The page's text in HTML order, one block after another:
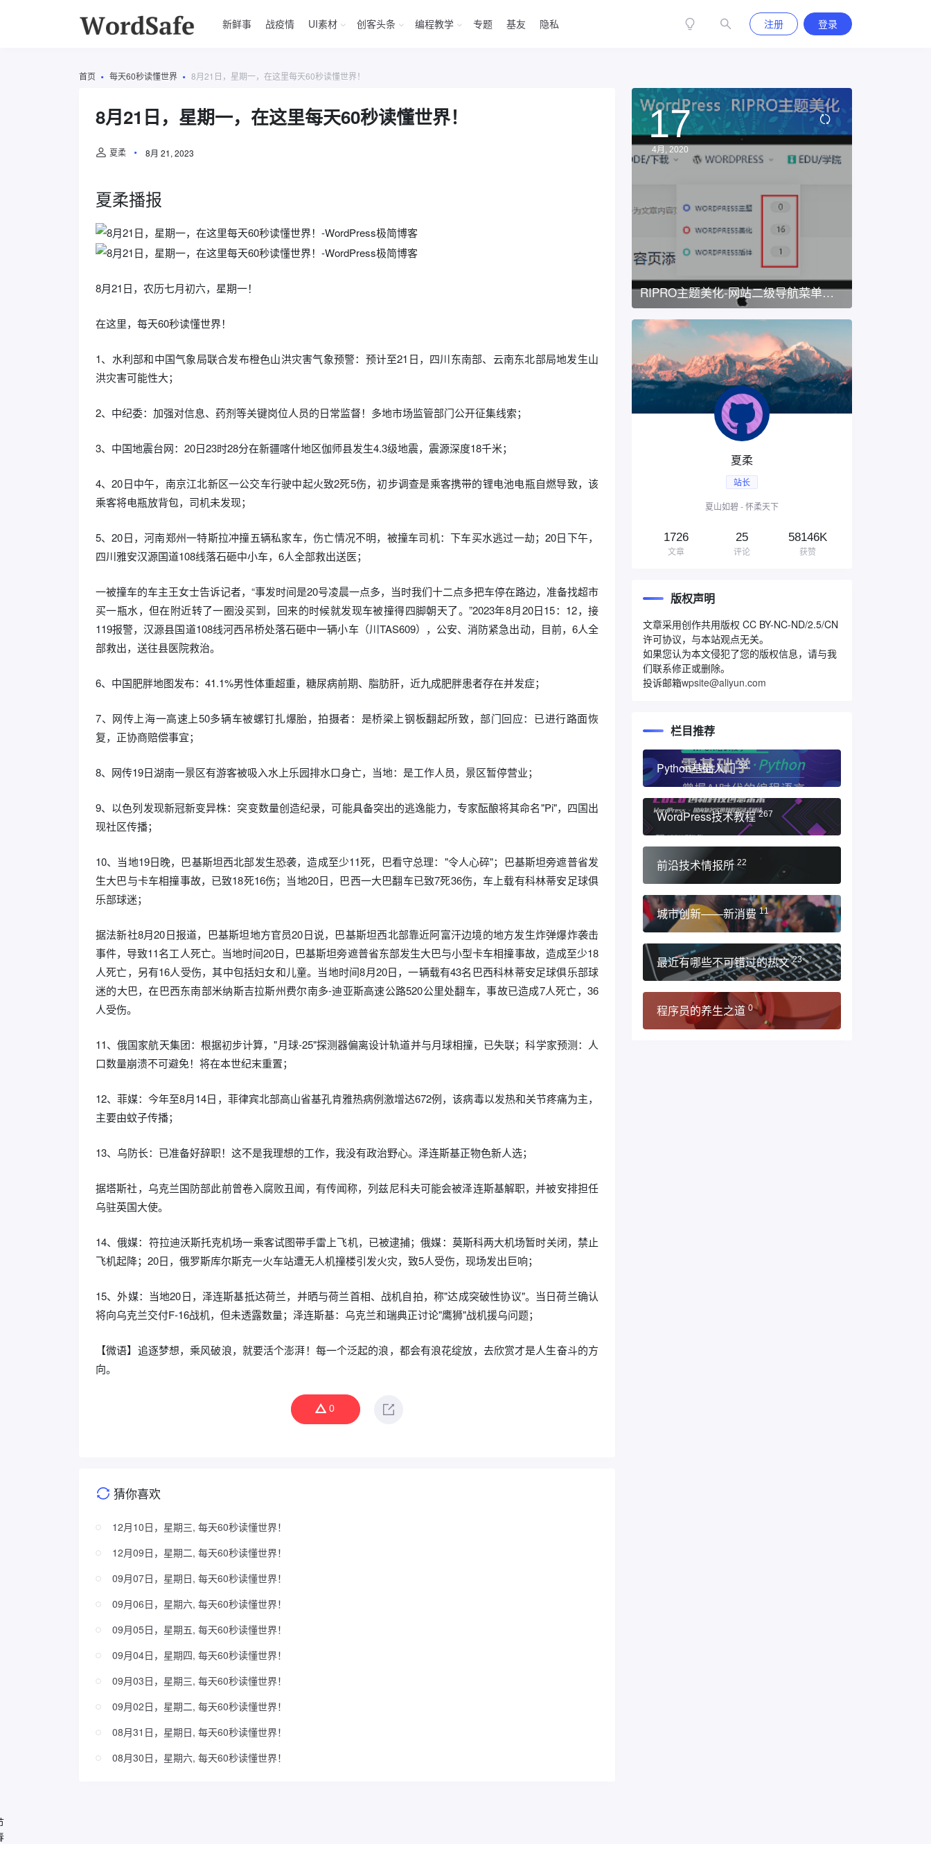
新鲜事 战疫情 UI素材 创客头条 编程教学 专题 基友 隐私 注册 登录
首页 每天60秒读懂世界 8月21日，星期一，在这里每天60秒读懂世界！
8月21日，星期一，在这里每天60秒读懂世界！
夏柔 8月 21, 2023
夏柔播报
8月21日，农历七月初六，星期一！
在这里，每天60秒读懂世界！
1、水利部和中国气象局联合发布橙色山洪灾害气象预警：预计至21日，四川东南部、云南东北部局地发生山
洪灾害可能性大；
2、中纪委：加强对信息、药剂等关键岗位人员的日常监督！多地市场监管部门公开征集线索；
3、中国地震台网：20日23时28分在新疆喀什地区伽师县发生4.3级地震，震源深度18千米；
4、20日中午，南京江北新区一公交车行驶中起火致2死5伤，初步调查是乘客携带的锂电池电瓶自燃导致，该
乘客将电瓶放背包，司机未发现；
5、20日，河南郑州一特斯拉冲撞五辆私家车，伤亡情况不明，被撞车司机：下车买水逃过一劫；20日下午，
四川雅安汉源国道108线落石砸中小车，6人全部救出送医；
一被撞车的车主王女士告诉记者，“事发时间是20号凌晨一点多，当时我们十二点多把车停在路边，准备找超市
买一瓶水，但在附近转了一圈没买到，回来的时候就发现车被撞得四脚朝天了。”2023年8月20日15：12，接
119报警，汉源县国道108线河西吊桥处落石砸中一辆小车（川TAS609），公安、消防紧急出动，目前，6人全
部救出，送往县医院救治。
6、中国肥胖地图发布：41.1%男性体重超重，糖尿病前期、脂肪肝，近九成肥胖患者存在并发症；
7、网传上海一高速上50多辆车被螺钉扎爆胎，拍摄者：是桥梁上钢板翻起所致，部门回应：已进行路面恢
复，正协商赔偿事宜；
8、网传19日湖南一景区有游客被吸入水上乐园排水口身亡，当地：是工作人员，景区暂停营业；
9、以色列发现新冠新变异株：突变数量创造纪录，可能具备突出的逃逸能力，专家酝酿将其命名"Pi"，四国出
现社区传播；
10、当地19日晚，巴基斯坦西北部发生恐袭，造成至少11死，巴看守总理："令人心碎"；巴基斯坦旁遮普省发
生大巴与卡车相撞事故，已致18死16伤；当地20日，巴西一大巴翻车已致7死36伤，车上载有科林蒂安足球俱
乐部球迷；
据法新社8月20日报道，巴基斯坦地方官员20日说，巴基斯坦西北部靠近阿富汗边境的地方发生炸弹爆炸袭击
事件，导致11名工人死亡。当地时间20日，巴基斯坦旁遮普省东部发生大巴与小型卡车相撞事故，造成至少18
人死亡，另有16人受伤，其中包括妇女和儿童。当地时间8月20日，一辆载有43名巴西科林蒂安足球俱乐部球
迷的大巴，在巴西东南部米纳斯吉拉斯州费尔南多-迪亚斯高速公路520公里处翻车，事故已造成7人死亡，36
人受伤。
11、俄国家航天集团：根据初步计算，"月球-25"探测器偏离设计轨道并与月球相撞，已失联；科学家预测：人
口数量崩溃不可避免！将在本世纪末重置；
12、菲媒：今年至8月14日，菲律宾北部高山省基孔肯雅热病例激增达672例，该病毒以发热和关节疼痛为主，
主要由蚊子传播；
13、乌防长：已准备好辞职！这不是我理想的工作，我没有政治野心。泽连斯基正物色新人选；
据塔斯社，乌克兰国防部此前曾卷入腐败丑闻，有传闻称，列兹尼科夫可能会被泽连斯基解职，并被安排担任
乌驻英国大使。
14、俄媒：符拉迪沃斯托克机场一乘客试图带手雷上飞机，已被逮捕；俄媒：莫斯科两大机场暂时关闭，禁止
飞机起降；20日，俄罗斯库尔斯克一火车站遭无人机撞楼引发火灾，致5人受伤，现场发出巨响；
15、外媒：当地20日，泽连斯基抵达荷兰，并晒与荷兰首相、战机自拍，称"达成突破性协议"。当日荷兰确认
将向乌克兰交付F-16战机，但未透露数量；泽连斯基：乌克兰和瑞典正讨论"鹰狮"战机援乌问题；
【微语】追逐梦想，乘风破浪，就要活个澎湃！每一个泛起的浪，都会有浪花绽放，去欣赏才是人生奋斗的方
向。
0
猜你喜欢
12月10日，星期三, 每天60秒读懂世界！
12月09日，星期二, 每天60秒读懂世界！
09月07日，星期日, 每天60秒读懂世界！
09月06日，星期六, 每天60秒读懂世界！
09月05日，星期五, 每天60秒读懂世界！
09月04日，星期四, 每天60秒读懂世界！
09月03日，星期三, 每天60秒读懂世界！
09月02日，星期二, 每天60秒读懂世界！
08月31日，星期日, 每天60秒读懂世界！
08月30日，星期六, 每天60秒读懂世界！
17
4月, 2020
RIPRO主题美化-网站二级导航菜单统
计文章数量
夏柔
站长
夏山如碧 - 怀柔天下
1726
文章
25
评论
58146K
获赞
版权声明
文章采用创作共用版权 CC BY-NC-ND/2.5/CN
许可协议，与本站观点无关。
如果您认为本文侵犯了您的版权信息，请与我
们联系修正或删除。
投诉邮箱wpsite@aliyun.com
栏目推荐
Python基础入门 33
WordPress技术教程 267
前沿技术情报所 22
城市创新——新消费 11
最近有哪些不可错过的热文 23
程序员的养生之道 0